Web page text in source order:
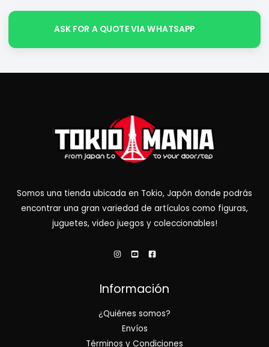
ASK FOR A QUOTE VIA WHATSAPP
Somos una tienda ubicada en Tokio, Japón donde podrás
encontrar una gran variedad de artículos como figuras,
juguetes, video juegos y coleccionables!
Información
¿Quiénes somos?
Envíos
Términos y Condiciones